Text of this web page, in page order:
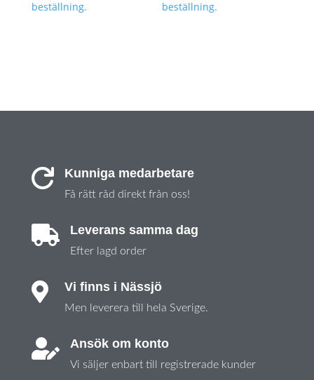
beställning.
beställning.
 Kunniga medarbetare
Få rätt råd direkt från oss!
 Leverans samma dag
Efter lagd order
 Vi finns i Nässjö
Men leverera till hela Sverige.
 Ansök om konto
Vi säljer enbart till registrerade kunder